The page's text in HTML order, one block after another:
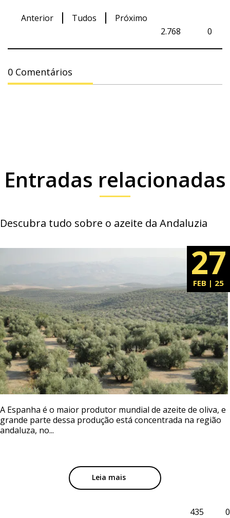
Anterior Tudos
Próximo
0
2.768
0 Comentários
Entradas relacionadas
Descubra tudo sobre o azeite da Andaluzia
27
FEB | 25
A Espanha é o maior produtor mundial de azeite de oliva, e
grande parte dessa produção está concentrada na região
andaluza, no...
Leia mais
0
435